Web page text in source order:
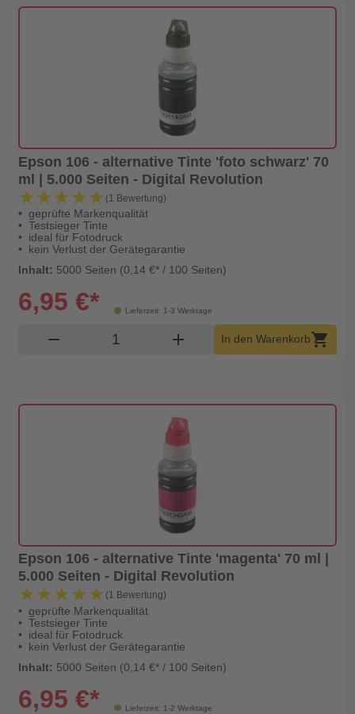
Epson 106 - alternative Tinte 'foto schwarz' 70
ml | 5.000 Seiten - Digital Revolution
★★★★★
★★★★★ (1 Bewertung)
geprüfte Markenqualität
Testsieger Tinte
ideal für Fotodruck
kein Verlust der Gerätegarantie
Inhalt: 5000 Seiten (0,14 €* / 100 Seiten)
Lieferzeit: 1-3 Werktage
6,95 €*
remove Produkt Warenkorb Menge
add In den Warenkorbshopping_cart
Epson 106 - alternative Tinte 'magenta' 70 ml |
5.000 Seiten - Digital Revolution
★★★★★
★★★★★ (1 Bewertung)
geprüfte Markenqualität
Testsieger Tinte
ideal für Fotodruck
kein Verlust der Gerätegarantie
Inhalt: 5000 Seiten (0,14 €* / 100 Seiten)
Lieferzeit: 1-2 Werktage
6,95 €*